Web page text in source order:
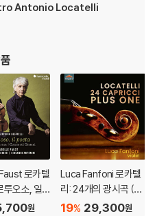
Antonio Locatelli
로카텔
투오소, 일
Vir
원
Luca Fanfoni 로카텔
리: 24개의 광시곡 (Lo
catelli: 24 Capricci O
29,300원
19%